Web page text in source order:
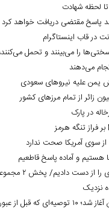
لحظه شهادت
پاسخ مقتضی دریافت خواهد کرد
در قاب اینستاگرام
را می‌بینند و تحمل می‌کنند،
می‌دهند
یمن علیه نیروهای سعودی
از سوی آمریکا صحت ندارد
و آماده پاسخ قاطعیم
هنرمند
نزدیک
بازگشت زائران اربعین آغاز شد؛ ۱۰